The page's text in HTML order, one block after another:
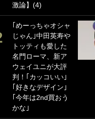
激論】(4)
｢めーっちゃオシャ
じゃん｣中田英寿や
トッティも愛した
名門ローマ、新ア
ウェイユニが大評
判！｢カッコいい｣
｢好きなデザイン｣
｢今年は2nd買おう
かな｣